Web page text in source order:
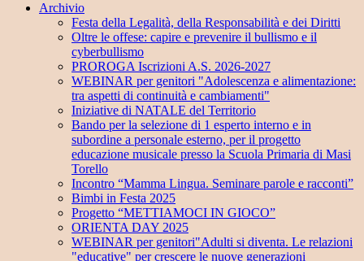
Archivio
Festa della Legalità, della Responsabilità e dei Diritti
Oltre le offese: capire e prevenire il bullismo e il
cyberbullismo
PROROGA Iscrizioni A.S. 2026-2027
WEBINAR per genitori "Adolescenza e alimentazione:
tra aspetti di continuità e cambiamenti"
Iniziative di NATALE del Territorio
Bando per la selezione di 1 esperto interno e in
subordine a personale esterno, per il progetto
educazione musicale presso la Scuola Primaria di Masi
Torello
Incontro “Mamma Lingua. Seminare parole e racconti”
Bimbi in Festa 2025
Progetto “METTIAMOCI IN GIOCO”
ORIENTA DAY 2025
WEBINAR per genitori"Adulti si diventa. Le relazioni
"educative" per crescere le nuove generazioni